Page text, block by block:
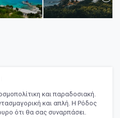
και παραδοσιακή.
και απλή. Η Ρόδος
ότι θα σας συναρπάσει.